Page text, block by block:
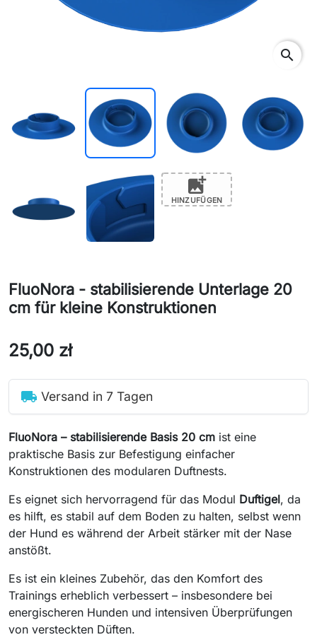
search
add_photo_alternate
HINZUFÜGEN
FluoNora - stabilisierende Unterlage 20
cm für kleine Konstruktionen
25,00 zł
local_shipping Versand in 7 Tagen
FluoNora – stabilisierende Basis 20 cm ist eine
praktische Basis zur Befestigung einfacher
Konstruktionen des modularen Duftnests.
Es eignet sich hervorragend für das Modul Duftigel, da
es hilft, es stabil auf dem Boden zu halten, selbst wenn
der Hund es während der Arbeit stärker mit der Nase
anstößt.
Es ist ein kleines Zubehör, das den Komfort des
Trainings erheblich verbessert – insbesondere bei
energischeren Hunden und intensiven Überprüfungen
von versteckten Düften.